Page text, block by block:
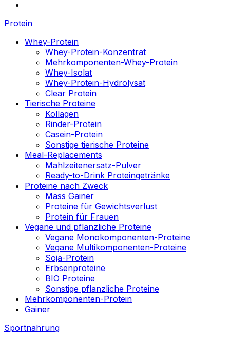
Protein
Whey-Protein
Whey-Protein-Konzentrat
Mehrkomponenten-Whey-Protein
Whey-Isolat
Whey-Protein-Hydrolysat
Clear Protein
Tierische Proteine
Kollagen
Rinder-Protein
Casein-Protein
Sonstige tierische Proteine
Meal-Replacements
Mahlzeitenersatz-Pulver
Ready-to-Drink Proteingetränke
Proteine nach Zweck
Mass Gainer
Proteine für Gewichtsverlust
Protein für Frauen
Vegane und pflanzliche Proteine
Vegane Monokomponenten-Proteine
Vegane Multikomponenten-Proteine
Soja-Protein
Erbsenproteine
BIO Proteine
Sonstige pflanzliche Proteine
Mehrkomponenten-Protein
Gainer
Sportnahrung